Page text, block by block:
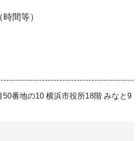
間等）
番地の10 横浜市役所18階 みなと9